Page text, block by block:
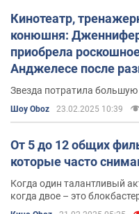
Кинотеатр,
конюшня:
приобрела
Анджелесе после
Аффлеком
Звезда потратила
Шоу Oboz 23.02.2025 10:39
От 5 до 12 общих
которые часто
Когда один талантливый
когда двое – это